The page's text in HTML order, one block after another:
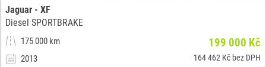
Jaguar - XF
Diesel SPORTBRAKE
175 000 km
2013
199 000 Kč
164 462 Kč bez DPH